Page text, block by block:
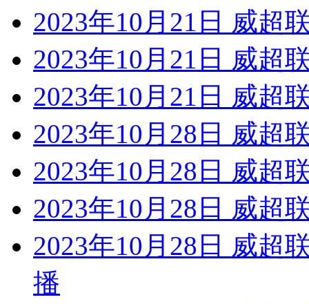
2023年10月21日 威超
2023年10月21日 威超
2023年10月21日 威超
2023年10月28日 威超
2023年10月28日 威超
2023年10月28日 威超
2023年10月28日 威超
播